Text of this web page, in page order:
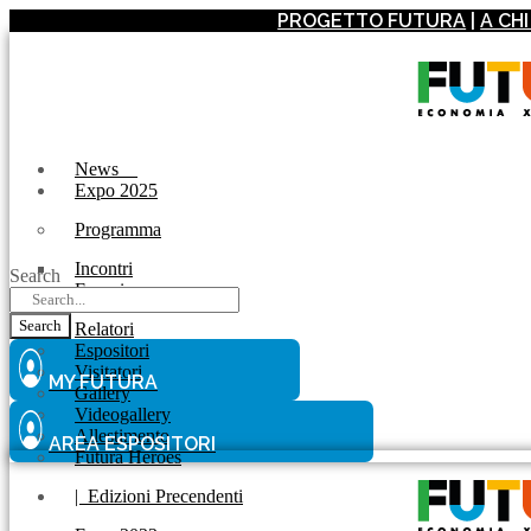
PROGETTO FUTURA |A
News
Expo 2025
Programma
Incontri
Experience
Relatori
Espositori
Visitatori
Gallery
Videogallery
Allestimento
Futura Heroes
| Edizioni Precendenti
Search
Search
MY FUTURA
AREA ESPOSITORI